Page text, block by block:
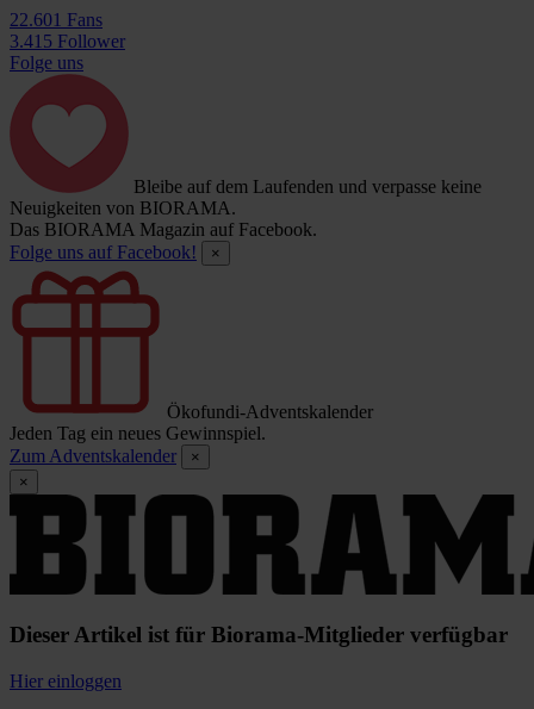
22.601 Fans
3.415 Follower
Folge uns
Bleibe auf dem Laufenden und verpasse keine
Neuigkeiten von BIORAMA.
Das BIORAMA Magazin auf Facebook.
Folge uns auf Facebook!
×
Ökofundi-Adventskalender
Jeden Tag ein neues Gewinnspiel.
Zum Adventskalender
×
×
Dieser Artikel ist für Biorama-Mitglieder verfügbar
Hier einloggen